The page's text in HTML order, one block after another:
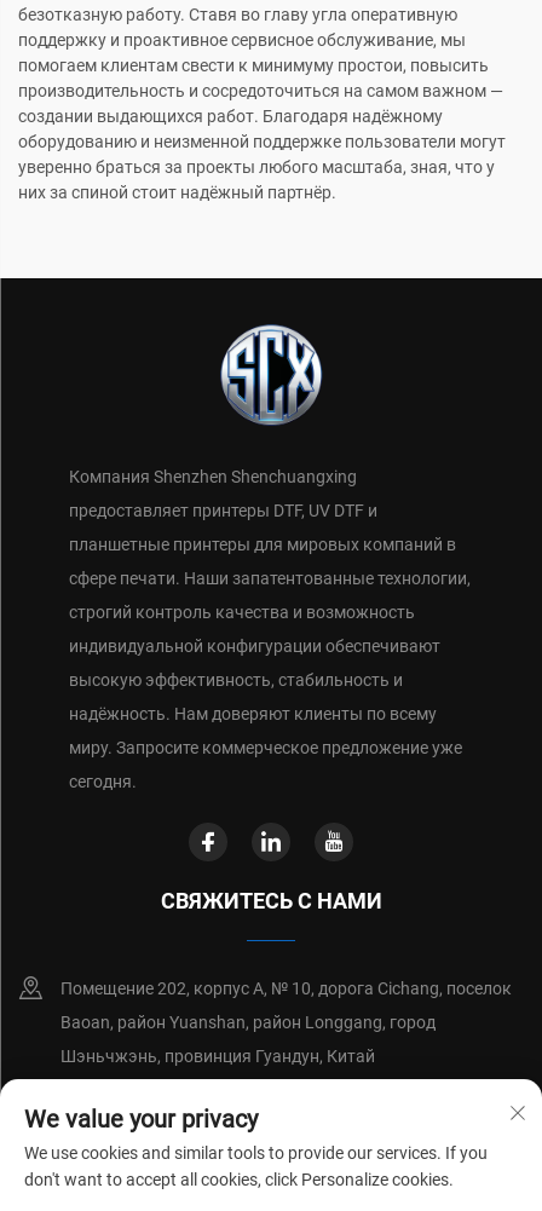
безотказную работу. Ставя во главу угла оперативную
поддержку и проактивное сервисное обслуживание, мы
помогаем клиентам свести к минимуму простои, повысить
производительность и сосредоточиться на самом важном —
создании выдающихся работ. Благодаря надёжному
оборудованию и неизменной поддержке пользователи могут
уверенно браться за проекты любого масштаба, зная, что у
них за спиной стоит надёжный партнёр.
Компания Shenzhen Shenchuangxing
предоставляет принтеры DTF, UV DTF и
планшетные принтеры для мировых компаний в
сфере печати. Наши запатентованные технологии,
строгий контроль качества и возможность
индивидуальной конфигурации обеспечивают
высокую эффективность, стабильность и
надёжность. Нам доверяют клиенты по всему
миру. Запросите коммерческое предложение уже
сегодня.
СВЯЖИТЕСЬ С НАМИ
Помещение 202, корпус А, № 10, дорога Cichang, поселок
Baoan, район Yuanshan, район Longgang, город
Шэньчжэнь, провинция Гуандун, Китай
+86-18214652676
[email protected]
We value your privacy
We use cookies and similar tools to provide our services. If you
don't want to accept all cookies, click Personalize cookies.